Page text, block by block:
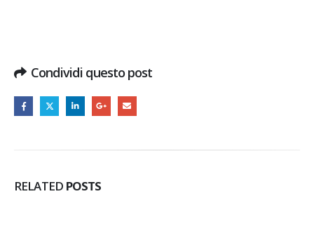
Condividi questo post
RELATED POSTS